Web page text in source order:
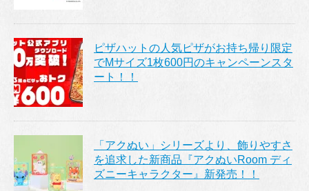
ピザハットの人気ピザがお持ち帰り限定
でMサイズ1枚600円のキャンペーンスタ
ート！！
「アクぬい」シリーズより、飾りやすさ
を追求した新商品『アクぬいRoom ディ
ズニーキャラクター』新発売！！